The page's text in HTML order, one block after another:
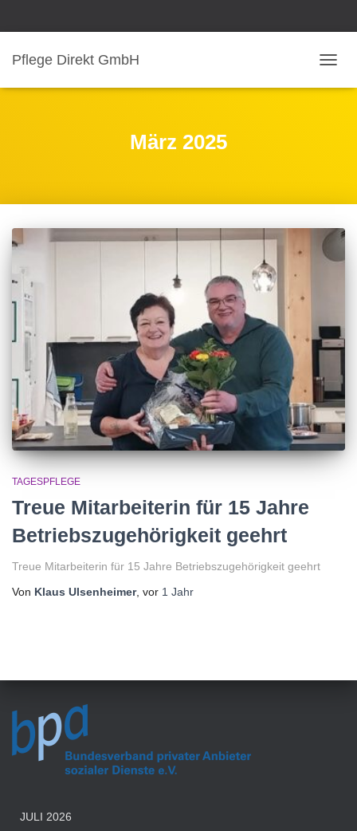
Pflege Direkt GmbH
März 2025
TAGESPFLEGE
Treue Mitarbeiterin für 15 Jahre
Betriebszugehörigkeit geehrt
Treue Mitarbeiterin für 15 Jahre Betriebszugehörigkeit geehrt
Von Klaus Ulsenheimer, vor 1 Jahr
JULI 2026